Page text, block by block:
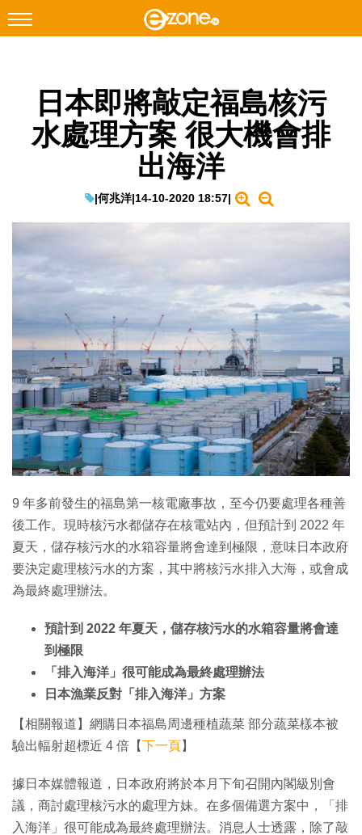
Facebook Instagram
科技焦點
教學評測
EduTech
生成式AI與雲端應用
Enterprise Digital Transformation
特集
日本即將敲定福島核污
水處理方案 很大機會排
出海洋
|何兆洋|14-10-2020 18:57|
9 年多前發生的福島第一核電廠事故，至今仍要處理各種善
後工作。現時核污水都儲存在核電站內，但預計到 2022 年
夏天，儲存核污水的水箱容量將會達到極限，意味日本政府
要決定處理核污水的方案，其中將核污水排入大海，或會成
為最終處理辦法。
預計到 2022 年夏天，儲存核污水的水箱容量將會達
到極限
「排入海洋」很可能成為最終處理辦法
日本漁業反對「排入海洋」方案
【相關報道】網購日本福島周邊種植蔬菜 部分蔬菜樣本被
驗出輻射超標近 4 倍【下一頁】
據日本媒體報道，日本政府將於本月下旬召開內閣級別會
議，商討處理核污水的處理方妹。在多個備選方案中，「排
入海洋」很可能成為最終處理辦法。消息人士透露，除了敲